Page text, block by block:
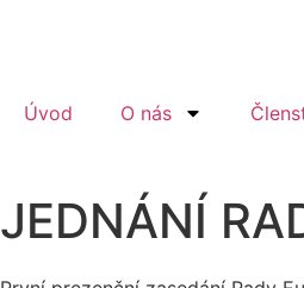
Úvod O nás
JEDNÁNÍ